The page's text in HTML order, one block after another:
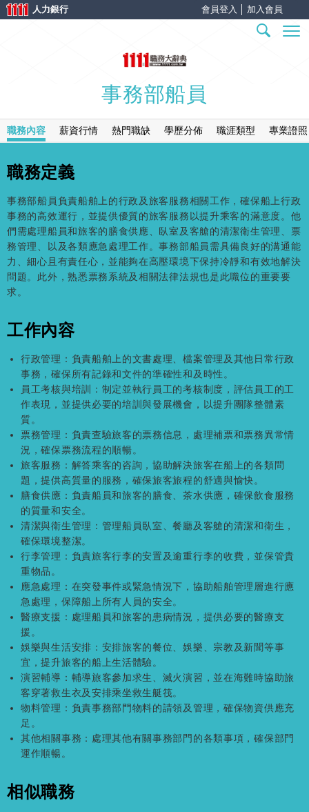
會員登入 加入會員
人力銀行
事務部船員
職務內容 薪資行情 熱門職缺 學歷分佈 職涯類型 專業證照
職務定義
事務部船員負責船舶上的行政及旅客服務相關工作，確保船上行政
事務的高效運行，並提供優質的旅客服務以提升乘客的滿意度。他
們需處理船員和旅客的膳食供應、臥室及客艙的清潔衛生管理、票
務管理、以及各類應急處理工作。事務部船員需具備良好的溝通能
力、細心且有責任心，並能夠在高壓環境下保持冷靜和有效地解決
問題。此外，熟悉票務系統及相關法律法規也是此職位的重要要
求。
工作內容
行政管理：負責船舶上的文書處理、檔案管理及其他日常行政
事務，確保所有記錄和文件的準確性和及時性。
員工考核與培訓：制定並執行員工的考核制度，評估員工的工
作表現，並提供必要的培訓與發展機會，以提升團隊整體素
質。
票務管理：負責查驗旅客的票務信息，處理補票和票務異常情
況，確保票務流程的順暢。
旅客服務：解答乘客的咨詢，協助解決旅客在船上的各類問
題，提供高質量的服務，確保旅客旅程的舒適與愉快。
膳食供應：負責船員和旅客的膳食、茶水供應，確保飲食服務
的質量和安全。
清潔與衛生管理：管理船員臥室、餐廳及客艙的清潔和衛生，
確保環境整潔。
行李管理：負責旅客行李的安置及逾重行李的收費，並保管貴
重物品。
應急處理：在突發事件或緊急情況下，協助船舶管理層進行應
急處理，保障船上所有人員的安全。
醫療支援：處理船員和旅客的患病情況，提供必要的醫療支
援。
娛樂與生活安排：安排旅客的餐位、娛樂、宗教及新聞等事
宜，提升旅客的船上生活體驗。
演習輔導：輔導旅客參加求生、滅火演習，並在海難時協助旅
客穿著救生衣及安排乘坐救生艇筏。
物料管理：負責事務部門物料的請領及管理，確保物資供應充
足。
其他相關事務：處理其他有關事務部門的各類事項，確保部門
運作順暢。
相似職務